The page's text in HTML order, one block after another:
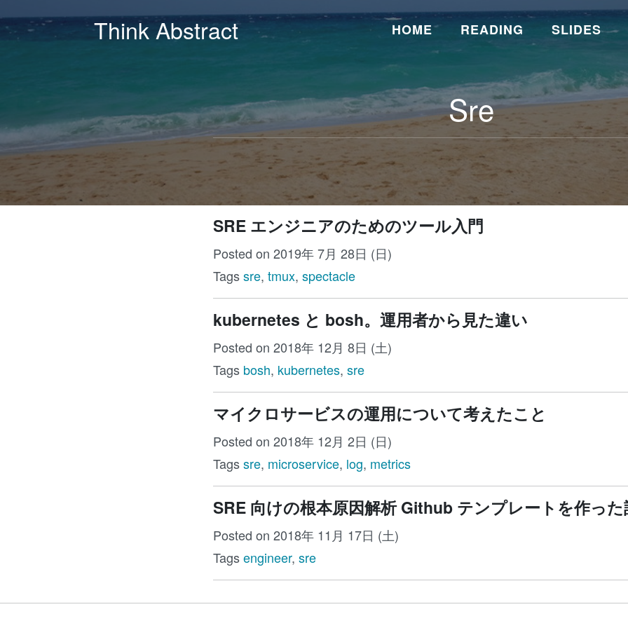
Think Abstract HOME READING SLIDES
Sre
SRE エンジニアのためのツール入門
Posted on 2019年 7月 28日 (日)
Tagssre, tmux, spectacle
kubernetes と bosh。運用者から見た違い
Posted on 2018年 12月 8日 (土)
Tags bosh, kubernetes, sre
マイクロサービスの運用について考えたこと
Posted on 2018年 12月 2日 (日)
Tagssre, microservice, log, metrics
SRE 向けの根本原因解析 Github テンプレートを作った
Posted on 2018年 11月 17日 (土)
Tagsengineer, sre